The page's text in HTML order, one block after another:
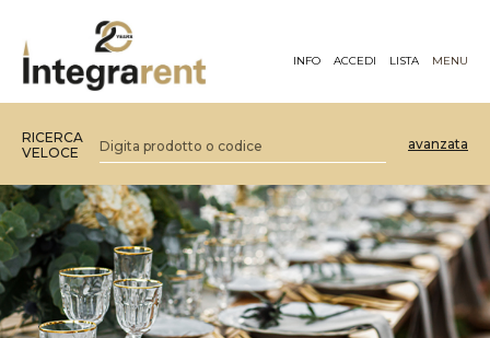
INFO ACCEDI LISTA MENU
RICERCA
VELOCE
avanzata